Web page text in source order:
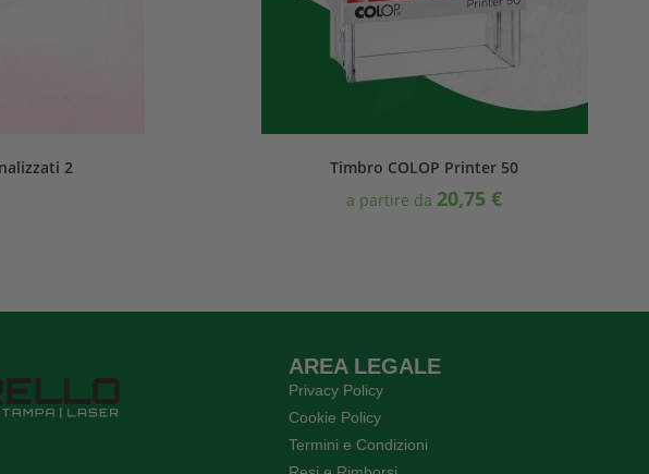
2
Timbro COLOP Printer 50
a partire da 20,75€
AREA LEGALE
Privacy Policy
Cookie Policy
Termini e Condizioni